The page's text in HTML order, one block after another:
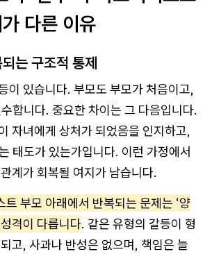
다른 이유
는 구조적 통제
이 있습니다. 부모도 부모가 처음이고,
합니다. 중요한 차이는 그 다음입니다.
자녀에게 상처가 되었음을 인지하고,
태도가 있는가입니다. 이런 가정에서
계가 회복될 여지가 남습니다.
트 부모 아래에서 반복되는 문제는 ‘양
격이 다릅니다. 같은 유형의 갈등이 형
고, 사과나 반성은 없으며, 책임은 늘